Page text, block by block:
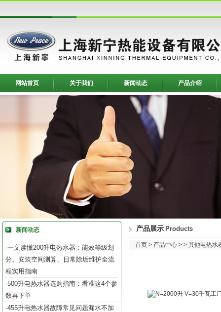
网站首页 关于我们 新闻动态 产品介绍
新闻动态
·一文读懂200升电热水器：能效等级划
分、安装空间测算、日常除垢维护全流
程实用指南
·500升电热水器选购指南：看准这4个参
数再下单
·455升电热水器故障常见问题漏水不加
产品展示 Products
首页 > 产品中心 > > 其他电热水